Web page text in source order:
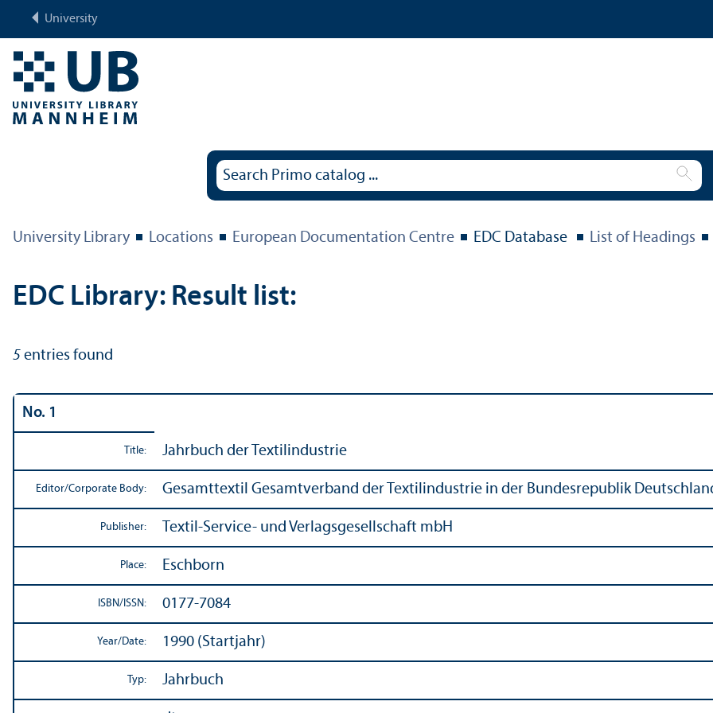
University
University Library Locations European Documentation Centre EDC Database List of Headings
EDC Library: Result list:
5 entries found
No. 1
Title: Jahrbuch der Textilindustrie
Editor/Corporate Body: Gesamttextil Gesamtverband der Textilindustrie in der Bundesrepublik
Publisher: Textil-Service- und Verlagsgesellschaft mbH
Place: Eschborn
ISBN/ISSN: 0177-7084
Year/Date: 1990 (Startjahr)
Typ: Jahrbuch